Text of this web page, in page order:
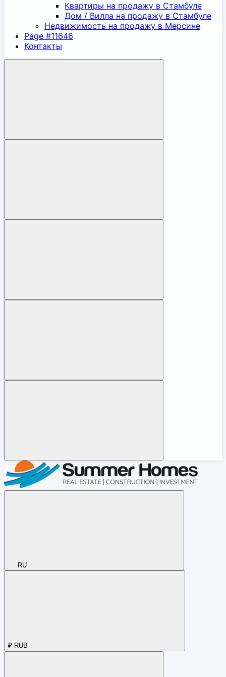
Квартиры на продажу в Стамбуле
Дом / Вилла на продажу в Стамбуле
Недвижимость на продажу в Мерсине
Page #11646
Контакты
RU
₽ RUB